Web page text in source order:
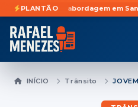
PLANTÃO
abordagem em Santa Maria
INÍCIO Trânsito